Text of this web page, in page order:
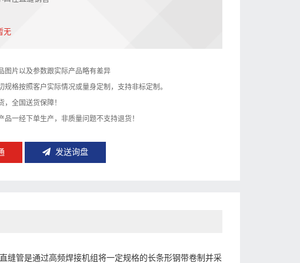
无
图片以及参数跟实际产品略有差异
规格按照客户实际情况或量身定制，支持非标定制。
，全国送货保障！
品一经下单生产，非质量问题不支持退货！
发送询盘
缝管是通过高频焊接机组将一定规格的长条形钢带卷制并采